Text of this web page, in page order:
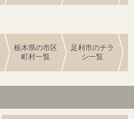
栃木県の市区
町村一覧
足利市のチラ
シ一覧